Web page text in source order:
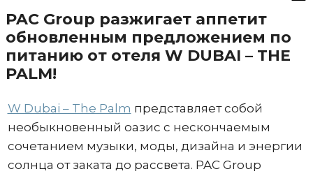
PAC Group разжигает аппетит
обновленным предложением по
питанию от отеля W DUBAI – THE
PALM!
W Dubai – The Palm представляет собой
необыкновенный оазис с нескончаемым
сочетанием музыки, моды, дизайна и энергии
солнца от заката до рассвета. PAC Group